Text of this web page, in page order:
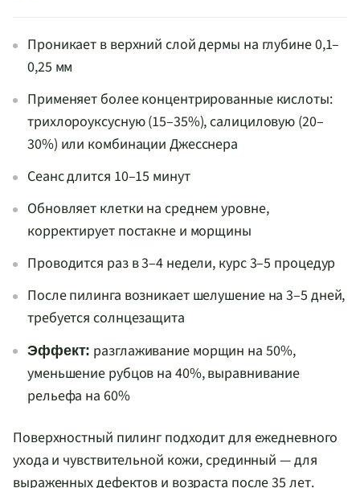
Проникает в верхний слой дермы на глубине 0,1–
0,25 мм
Применяет более концентрированные кислоты:
трихлороуксусную (15–35%), салициловую (20–
30%) или комбинации Джесснера
Сеанс длится 10–15 минут
Обновляет клетки на среднем уровне,
корректирует постакне и морщины
Проводится раз в 3–4 недели, курс 3–5 процедур
После пилинга возникает шелушение на 3–5 дней,
требуется солнцезащита
Эффект: разглаживание морщин на 50%,
уменьшение рубцов на 40%, выравнивание
рельефа на 60%
Поверхностный пилинг подходит для ежедневного
ухода и чувствительной кожи, срединный — для
выраженных дефектов и возраста после 35 лет.